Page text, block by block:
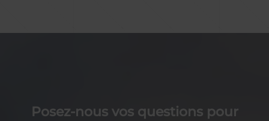
Posez-nous vos questions pour